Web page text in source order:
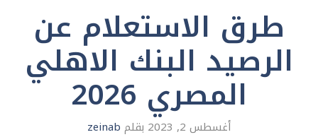
طرق الاستعلام عن
الرصيد البنك الاهلي
المصري 2026
أغسطس 2, 2023 بقلم zeinab